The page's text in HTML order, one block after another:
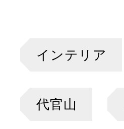
インテリア
代官山